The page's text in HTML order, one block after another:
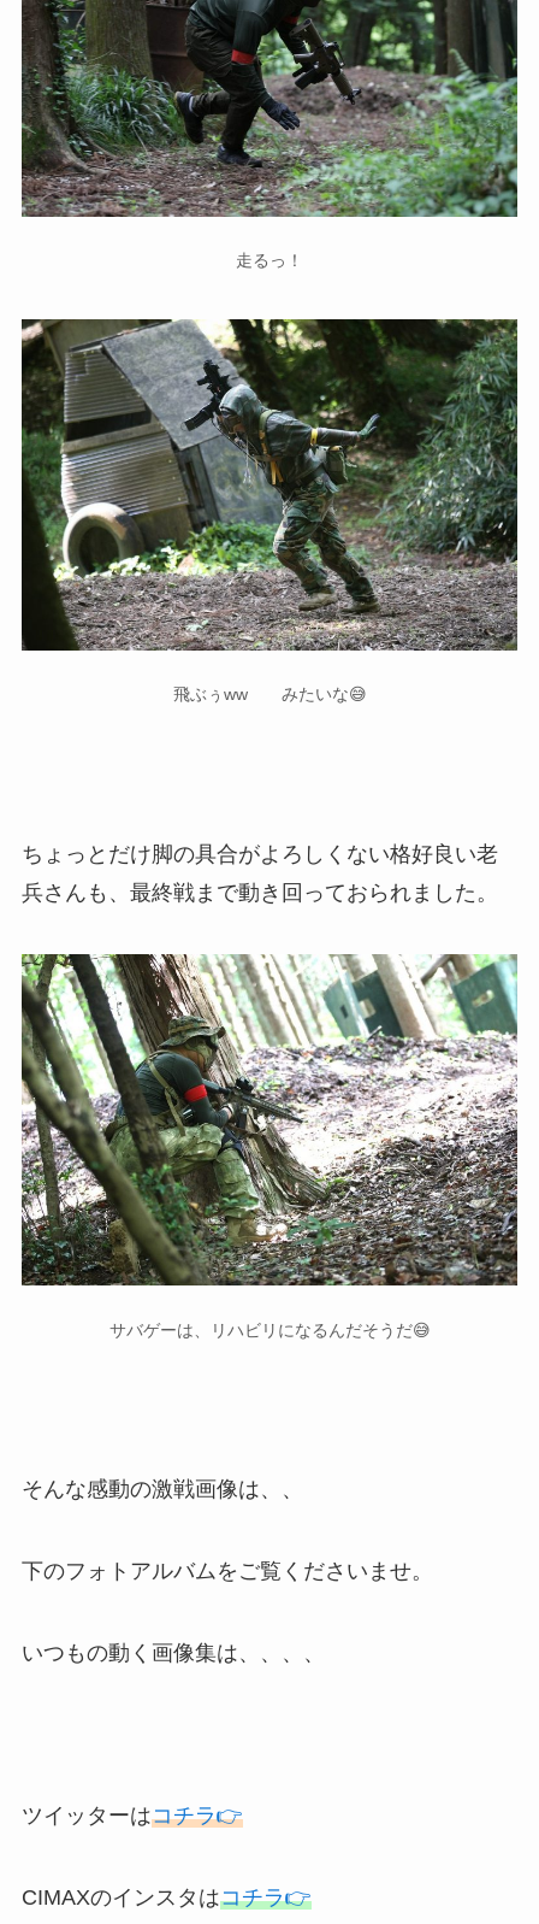
走るっ！
飛ぶぅww みたいな😅
ちょっとだけ脚の具合がよろしくない格好良い老
兵さんも、最終戦まで動き回っておられました。
サバゲーは、リハビリになるんだそうだ😅
そんな感動の激戦画像は、、
下のフォトアルバムをご覧くださいませ。
いつもの動く画像集は、、、、
ツイッターはコチラ👉
CIMAXのインスタはコチラ👉